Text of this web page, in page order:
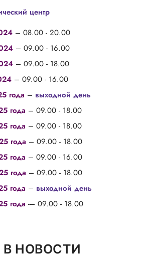
центр
– 08.00 - 20.00
– 09.00 - 16.00
– 09.00 - 18.00
– 09.00 - 16.00
года – выходной день
года – 09.00 - 18.00
года – 09.00 - 18.00
года – 09.00 - 18.00
года – 09.00 - 16.00
года – 09.00 - 18.00
года – выходной день
года -– 09.00 - 18.00
НОВОСТИ